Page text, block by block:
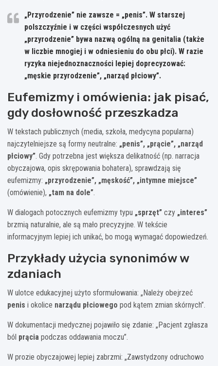
„Przyrodzenie” nie zawsze = „penis”. W starszej
polszczyźnie i w części współczesnych użyć
„przyrodzenie” bywa nazwą ogólną na genitalia (także
w liczbie mnogiej i w odniesieniu do obu płci). W razie
ryzyka niejednoznaczności lepiej doprecyzować:
„męskie przyrodzenie”, „narząd płciowy”.
Eufemizmy i omówienia: jak pisać,
gdy dosłowność przeszkadza
W tekstach publicznych (media, szkoła, medycyna popularna)
najczytelniejsze są formy neutralne: „penis”, „prącie”, „narząd
płciowy”. Gdy potrzebna jest większa delikatność (np. narracja
obyczajowa, opis skrępowania bohatera), sprawdzają się
eufemizmy: „przyrodzenie”, „męskość”, „intymne miejsce”
(omówienie), „tam na dole”.
W dialogach potocznych eufemizmy typu „sprzęt” czy „interes”
brzmią naturalnie, ale są mało precyzyjne. W tekście
informacyjnym lepiej ich unikać, bo mogą wymagać dopowiedzeń.
Przykłady użycia synonimów w
zdaniach
W ulotce edukacyjnej użyto sformułowania: „Należy obejrzeć
penis i okolice narządu płciowego pod kątem zmian skórnych”.
W dokumentacji medycznej pojawiło się zdanie: „Pacjent zgłasza
ból prącia podczas oddawania moczu”.
W prozie obyczajowej lepiej zabrzmi: „Zawstydzony odruchowo